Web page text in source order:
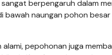
sangat berpengaruh dalam
bawah naungan pohon
pepohonan juga